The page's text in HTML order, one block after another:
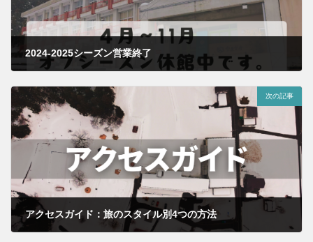
2024-2025シーズン営業終了
次の記事
アクセスガイド：旅のスタイル別4つの方法